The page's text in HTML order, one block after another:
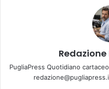
PugliaPress Quotidiano